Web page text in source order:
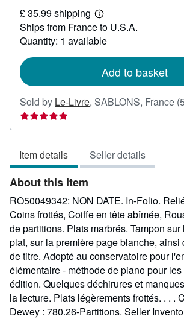
57.59
£ 35.99 shipping
Learn
more
about
shipping
Ships from France to U.S.A.
Quantity: 1 available
Add to basket
Sold by Le-Livre, SABLONS, France
Item details Seller details
About this Item
RO50049342: NON DATE. In-Folio.
Coins frottés, Coiffe en tête abîmée,
de partitions. Plats marbrés. Tampon
plat, sur la première page blanche, ainsi
de titre. Adopté au conservatoire pour
élémentaire - méthode de piano pour les
édition. Quelques déchirures et
la lecture. Plats légèrements frottés. . . .
Dewey : 780.26-Partitions. Seller